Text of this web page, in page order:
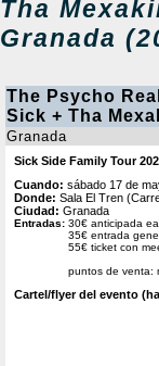
Tha
Granada
The Psycho
Sick + Tha
Granada
Sick Side Family Tour
Cuando: sábado 17 de
Donde: Sala El Tren
Ciudad: Granada
Entradas: 30€ anticipada
35€ entrada
55€ ticket con
puntos de venta:
Cartel/flyer del evento